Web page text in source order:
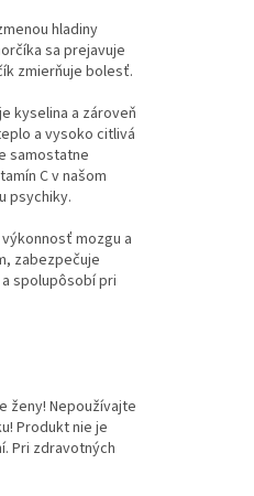
hladiny
sa prejavuje
zmierňuje bolesť.
kyselina a zároveň
a vysoko citlivá
samostatne
C v našom
psychiky.
mozgu a
zabezpečuje
spolupôsobí pri
ženy! Nepoužívajte
Produkt nie je
Pri zdravotných